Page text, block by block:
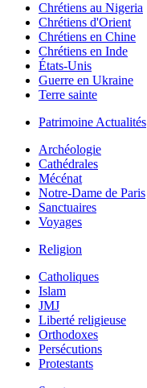
Chrétiens au Nigeria
Chrétiens d'Orient
Chrétiens en Chine
Chrétiens en Inde
États-Unis
Guerre en Ukraine
Terre sainte
Patrimoine Actualités
Archéologie
Cathédrales
Mécénat
Notre-Dame de Paris
Sanctuaires
Voyages
Religion
Catholiques
Islam
JMJ
Liberté religieuse
Orthodoxes
Persécutions
Protestants